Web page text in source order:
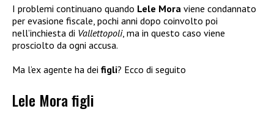
I problemi continuano quando Lele Mora viene condannato
per evasione fiscale, pochi anni dopo coinvolto poi
nell’inchiesta di Vallettopoli, ma in questo caso viene
prosciolto da ogni accusa.
Ma l’ex agente ha dei figli? Ecco di seguito
Lele Mora figli